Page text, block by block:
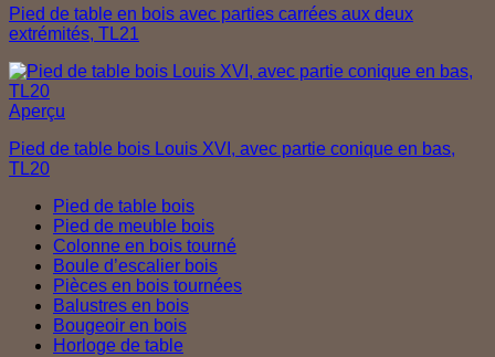
Pied de table en bois avec parties carrées aux deux
extrémités, TL21
Aperçu
Pied de table bois Louis XVI, avec partie conique en bas,
TL20
Pied de table bois
Pied de meuble bois
Colonne en bois tourné
Boule d’escalier bois
Pièces en bois tournées
Balustres en bois
Bougeoir en bois
Horloge de table